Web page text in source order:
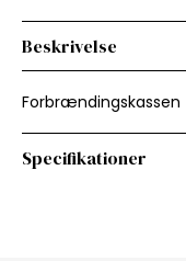
Beskrivelse
Forbrændingskassen
Specifikationer